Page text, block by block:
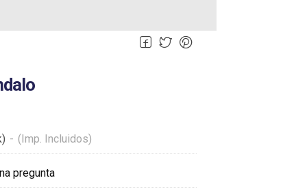
- (Imp. Incluidos)
pregunta